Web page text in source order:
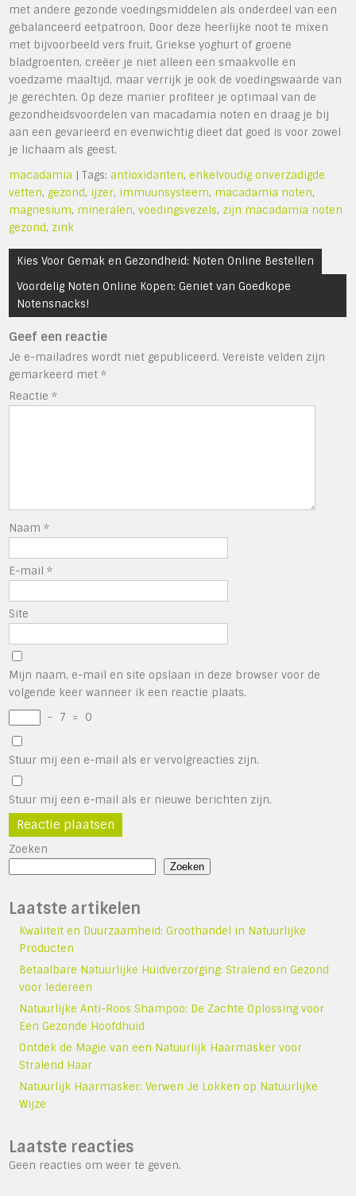
met andere gezonde voedingsmiddelen als onderdeel van een
gebalanceerd eetpatroon. Door deze heerlijke noot te mixen
met bijvoorbeeld vers fruit, Griekse yoghurt of groene
bladgroenten, creëer je niet alleen een smaakvolle en
voedzame maaltijd, maar verrijk je ook de voedingswaarde van
je gerechten. Op deze manier profiteer je optimaal van de
gezondheidsvoordelen van macadamia noten en draag je bij
aan een gevarieerd en evenwichtig dieet dat goed is voor zowel
je lichaam als geest.
macadamia | Tags: antioxidanten,enkelvoudig onverzadigde
vetten,gezond, ijzer, immuunsysteem, macadamia noten,
magnesium, mineralen,voedingsvezels, zijn macadamia noten
gezond, zink
Bericht
navigatie
Kies Voor Gemak en Gezondheid: Noten Online Bestellen
Voordelig Noten Online Kopen: Geniet van Goedkope
Notensnacks!
Geef een reactie
Je e-mailadres wordt niet gepubliceerd. Vereiste velden zijn
gemarkeerd met*
Reactie*
Naam*
E-mail*
Site
Mijn naam, e-mail en site opslaan in deze browser voor de
volgende keer wanneer ik een reactie plaats.
−
7 = 0
Stuur mij een e-mail als er vervolgreacties zijn.
Stuur mij een e-mail als er nieuwe berichten zijn.
Zoeken
Zoeken
Laatste artikelen
Kwaliteit en Duurzaamheid: Groothandel in Natuurlijke
Producten
Betaalbare Natuurlijke Huidverzorging: Stralend en Gezond
voor Iedereen
Natuurlijke Anti-Roos Shampoo: De Zachte Oplossing voor
Een Gezonde Hoofdhuid
Ontdek de Magie van een Natuurlijk Haarmasker voor
Stralend Haar
Natuurlijk Haarmasker: Verwen Je Lokken op Natuurlijke
Wijze
Laatste reacties
Geen reacties om weer te geven.